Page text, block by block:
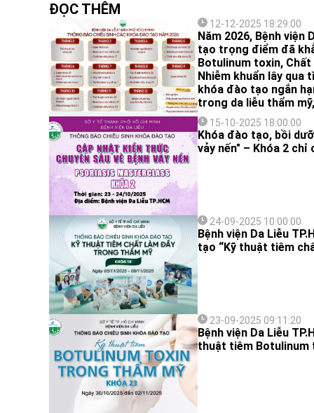
ĐỌC THÊM
12-12-2025 18:29:00
Năm 2026, Bệnh viện
tạo trọng điểm đã
Botulinum toxin,
Nhiễm khuẩn lây qua
khóa đào tạo ngắn
trong da liễu thẩm
15-10-2025 18:00:00
Khóa đào tạo, bồi
vảy nến" – Khóa 2 chỉ
24-09-2025 10:00:00
Bệnh viện Da Liễu
tạo “Kỹ thuật tiêm
23-09-2025 09:11:20
Bệnh viện Da Liễu
thuật tiêm Botulinum